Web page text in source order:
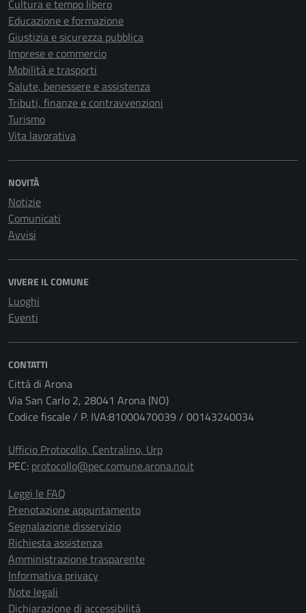
Cultura e tempo libero
Educazione e formazione
Giustizia e sicurezza pubblica
Imprese e commercio
Mobilità e trasporti
Salute, benessere e assistenza
Tributi, finanze e contravvenzioni
Turismo
Vita lavorativa
NOVITÀ
Notizie
Comunicati
Avvisi
VIVERE IL COMUNE
Luoghi
Eventi
CONTATTI
Città di Arona
Via San Carlo 2, 28041 Arona (NO)
Codice fiscale / P. IVA:81000470039 / 00143240034
Ufficio Protocollo, Centralino, Urp
PEC: protocollo@pec.comune.arona.no.it
Leggi le FAQ
Prenotazione appuntamento
Segnalazione disservizio
Richiesta assistenza
Amministrazione trasparente
Informativa privacy
Note legali
Dichiarazione di accessibilità